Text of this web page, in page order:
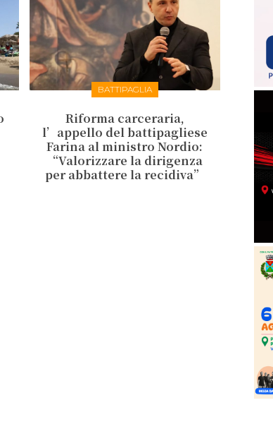
BATTIPAGLIA
Riforma carceraria,
l’appello del battipagliese
Farina al ministro Nordio:
“Valorizzare la dirigenza
per abbattere la recidiva”